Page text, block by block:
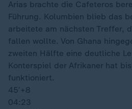
Arias brachte die Cafeteros
Führung. Kolumbien blieb das
arbeitete am nächsten Treffer,
fallen wollte. Von Ghana
zweiten Hälfte eine deutliche
Konterspiel der Afrikaner hat
funktioniert.
45′ +8
04:23